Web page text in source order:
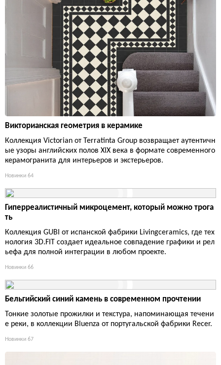
Викторианская геометрия в керамике
Коллекция Victorian от Terratinta Group возвращает аутентичн
ые узоры английских полов XIX века в формате современного
керамогранита для интерьеров и экстерьеров.
Новинки 64
Гиперреалистичный микроцемент, который можно трога
ть
Коллекция GUBI от испанской фабрики Livingceramics, где тех
нология 3D.FIT создает идеальное совпадение графики и рел
ьефа для полной интеграции в любом проекте.
Новинки 66
Бельгийский синий камень в современном прочтении
Тонкие золотые прожилки и текстура, напоминающая течени
е реки, в коллекции Bluenza от португальской фабрики Recer.
Новинки 67